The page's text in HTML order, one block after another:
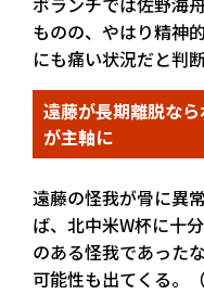
ものの、やはり精神
にも痛い状況だと判
遠藤が長期離脱な
が主軸に
遠藤の怪我が骨に異
ば、北中米W杯に十
のある怪我であった
可能性も出てくる。